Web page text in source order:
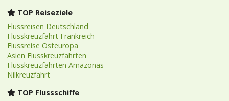
TOP Reiseziele
Flussreisen Deutschland
Flusskreuzfahrt Frankreich
Flussreise Osteuropa
Asien Flusskreuzfahrten
Flusskreuzfahrten Amazonas
Nilkreuzfahrt
TOP Flussschiffe